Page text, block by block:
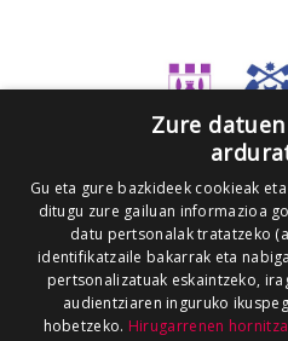
Zure
Gu eta gure bazkideek cookieak
ditugu zure gailuan informazioa
datu pertsonalak tratatzeko
identifikatzaile bakarrak eta
pertsonalizatuak eskaintzeko,
audientziaren inguruko
hobetzeko. Hirugarrenen